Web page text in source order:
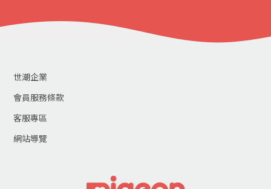
世潮企業
會員服務條款
客服專區
網站導覽